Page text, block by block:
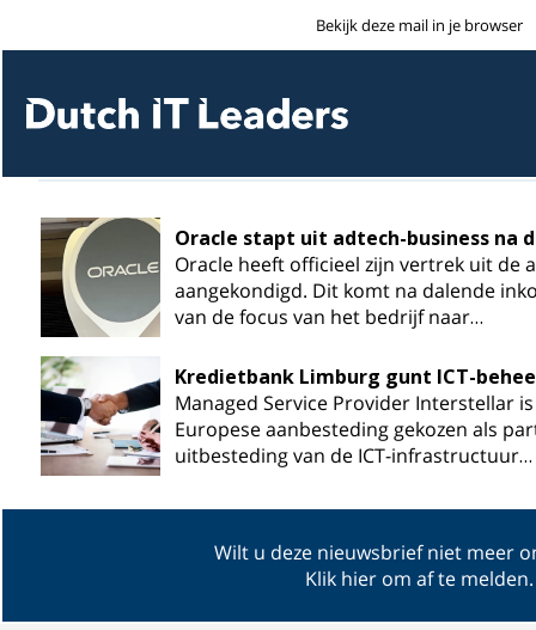
Bekijk deze mail in je browser
Oracle stapt uit adtech-business na
Oracle heeft officieel zijn vertrek uit de
aangekondigd. Dit komt na dalende
van de focus van het bedrijf naar…
Kredietbank Limburg gunt ICT-
Managed Service Provider Interstellar
Europese aanbesteding gekozen als
uitbesteding van de ICT-infrastructuur…
Wilt u deze nieuwsbrief niet meer
Klik hier om af te melden.